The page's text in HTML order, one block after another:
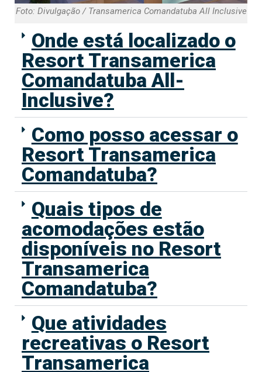
Foto: Divulgação / Transamerica Comandatuba All Inclusive
Onde está localizado o
Resort Transamerica
Comandatuba All-
Inclusive?
Como posso acessar o
Resort Transamerica
Comandatuba?
Quais tipos de
acomodações estão
disponíveis no Resort
Transamerica
Comandatuba?
Que atividades
recreativas o Resort
Transamerica